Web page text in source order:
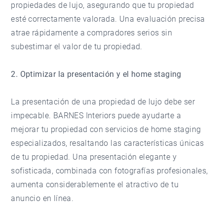
propiedades de lujo, asegurando que tu propiedad
esté correctamente valorada. Una evaluación precisa
atrae rápidamente a compradores serios sin
subestimar el valor de tu propiedad.
2. Optimizar la presentación y el home staging
La presentación de una propiedad de lujo debe ser
impecable. BARNES Interiors puede ayudarte a
mejorar tu propiedad con servicios de home staging
especializados, resaltando las características únicas
de tu propiedad. Una presentación elegante y
sofisticada, combinada con fotografías profesionales,
aumenta considerablemente el atractivo de tu
anuncio en línea.